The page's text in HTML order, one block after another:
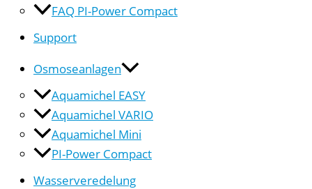
FAQ PI-Power Compact
Support
Osmoseanlagen
Aquamichel EASY
Aquamichel VARIO
Aquamichel Mini
PI-Power Compact
Wasserveredelung